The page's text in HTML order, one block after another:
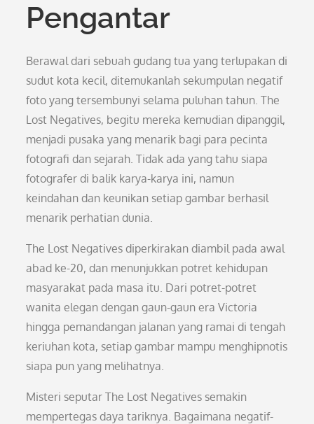
Pengantar
Berawal dari sebuah gudang tua yang terlupakan di
sudut kota kecil, ditemukanlah sekumpulan negatif
foto yang tersembunyi selama puluhan tahun. The
Lost Negatives, begitu mereka kemudian dipanggil,
menjadi pusaka yang menarik bagi para pecinta
fotografi dan sejarah. Tidak ada yang tahu siapa
fotografer di balik karya-karya ini, namun
keindahan dan keunikan setiap gambar berhasil
menarik perhatian dunia.
The Lost Negatives diperkirakan diambil pada awal
abad ke-20, dan menunjukkan potret kehidupan
masyarakat pada masa itu. Dari potret-potret
wanita elegan dengan gaun-gaun era Victoria
hingga pemandangan jalanan yang ramai di tengah
keriuhan kota, setiap gambar mampu menghipnotis
siapa pun yang melihatnya.
Misteri seputar The Lost Negatives semakin
mempertegas daya tariknya. Bagaimana negatif-